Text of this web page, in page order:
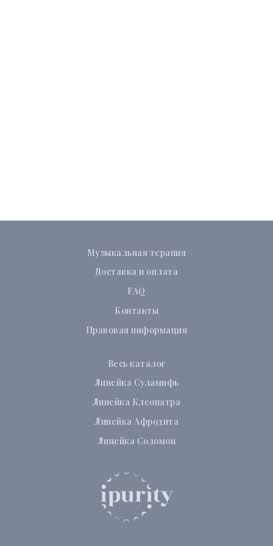
Линейка Суламифь
Линейка Клеопатра
Линейка Афродита
Линейка Соломон
Контакты
Музыкальная терапия
Доставка и оплата
FAQ
Весь каталог
Правовая информация